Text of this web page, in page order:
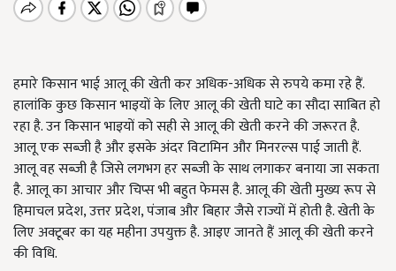
हमारे किसान भाई आलू की खेती कर अधिक-अधिक से रुपये कमा रहे हैं.
हालांकि कुछ किसान भाइयों के लिए आलू की खेती घाटे का सौदा साबित हो
रहा है. उन किसान भाइयों को सही से आलू की खेती करने की जरूरत है.
आलू एक सब्जी है और इसके अंदर विटामिन और मिनरल्स पाई जाती हैं.
आलू वह सब्जी है जिसे लगभग हर सब्जी के साथ लगाकर बनाया जा सकता
है. आलू का आचार और चिप्स भी बहुत फेमस है. आलू की खेती मुख्य रूप से
हिमाचल प्रदेश, उत्तर प्रदेश, पंजाब और बिहार जैसे राज्यों में होती है. खेती के
लिए अक्टूबर का यह महीना उपयुक्त है. आइए जानते हैं आलू की खेती करने
की विधि.